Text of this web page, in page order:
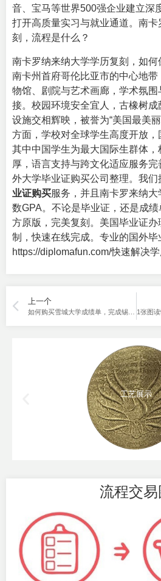
音、宝马等世界500强企业建立深
打开高质量实习与就业通道。南卡
刻，流程是什么？
南卡罗纳来纳大学学历复刻，如
南卡州首府哥伦比亚市的中心地
物馆、剧院与艺术画廊，学术氛
接。校园环境安全宜人，古橡树
设施交相辉映，被誉为“美国最美
方面，学校对全球学生高度开放，
其中中国学生为最大国际生群体
厚，语言支持与跨文化适应服务
外大学毕业证购买公司 整理。我们
业证购买服务，并且南卡罗来纳
数GPA。不论是毕业证，还是成
方原版，完美复刻。美国毕业证
制，快速在线完成。专业的国外毕
https://diplomafun.com/快速解决学
上一个
工艺展示
流程交易